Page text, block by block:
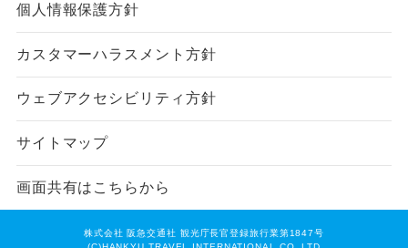
個人情報保護方針
カスタマーハラスメント方針
ウェブアクセシビリティ方針
サイトマップ
画面共有はこちらから
株式会社 阪急交通社 観光庁長官登録旅行業第1847号